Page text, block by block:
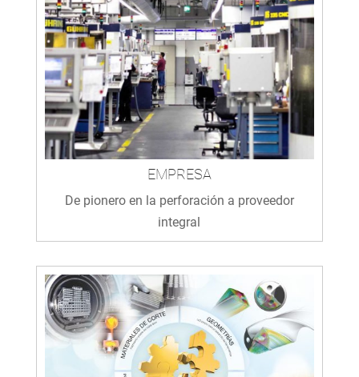
EMPRESA
De pionero en la perforación a proveedor
integral